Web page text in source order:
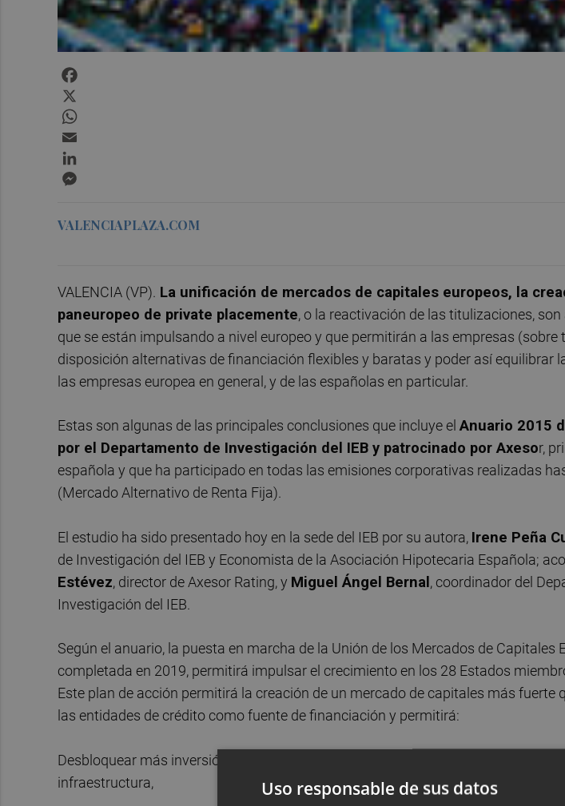
VALENCIAPLAZA.COM
VALENCIA (VP). La unificación de mercados de capitales europeos, la
paneuropeo de private placemente, o la reactivación de las titulizaciones,
que se están impulsando a nivel europeo y que permitirán a las empresas (sobre
disposición alternativas de financiación flexibles y baratas y poder así equilibrar
las empresas europea en general, y de las españolas en particular.
Estas son algunas de las principales conclusiones que incluye el Anuario 2015
por el Departamento de Investigación del IEB y patrocinado por Axesor,
española y que ha participado en todas las emisiones corporativas realizadas
(Mercado Alternativo de Renta Fija).
El estudio ha sido presentado hoy en la sede del IEB por su autora, Irene Peña
de Investigación del IEB y Economista de la Asociación Hipotecaria Española;
Estévez, director de Axesor Rating, y Miguel Ángel Bernal, coordinador del
Investigación del IEB.
Según el anuario, la puesta en marcha de la Unión de los Mercados de Capitales
completada en 2019, permitirá impulsar el crecimiento en los 28 Estados
Este plan de acción permitirá la creación de un mercado de capitales más fuerte
las entidades de crédito como fuente de financiación y permitirá:
Desbloquear más inversión para todas las empresas, especialmente pymes, y
infraestructura,
Uso responsable de sus datos